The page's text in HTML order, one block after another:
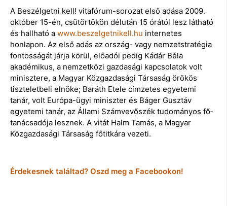
A Beszélgetni kell! vitafórum-sorozat első adása 2009.
október 15-én, csütörtökön délután 15 órától lesz látható
és hallható a www.beszelgetnikell.hu internetes
honlapon. Az első adás az ország- vagy nemzetstratégia
fontosságát járja körül, előadói pedig Kádár Béla
akadémikus, a nemzetközi gazdasági kapcsolatok volt
minisztere, a Magyar Közgazdasági Társaság örökös
tiszteletbeli elnöke; Baráth Etele címzetes egyetemi
tanár, volt Európa-ügyi miniszter és Báger Gusztáv
egyetemi tanár, az Állami Számvevőszék tudományos fő­
tanácsadója lesznek. A vitát Halm Tamás, a Magyar
Közgazdasági Társaság főtitkára vezeti.
Érdekesnek találtad? Oszd meg a Facebookon!